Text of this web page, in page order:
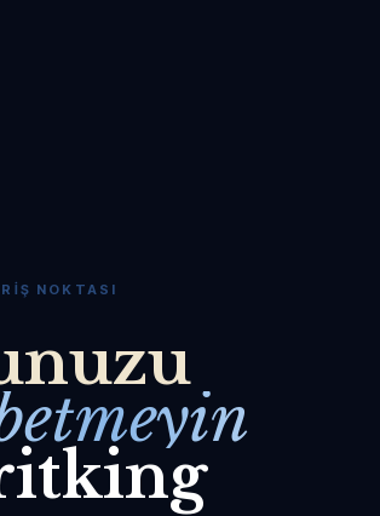
NOKTASI